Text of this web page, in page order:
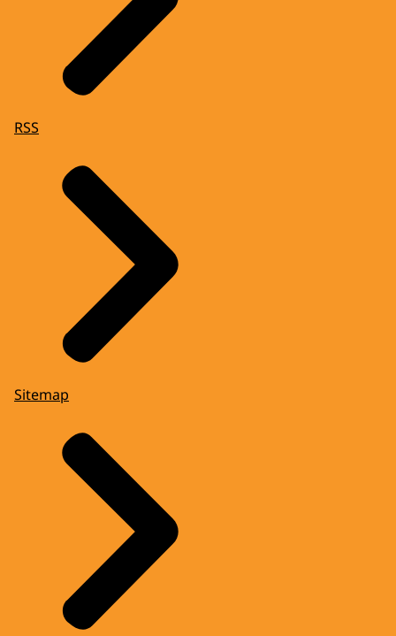
RSS
Sitemap